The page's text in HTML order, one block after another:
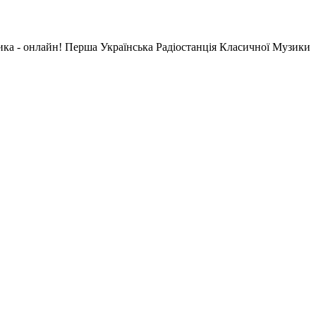
- онлайн! Перша Українська Радіостанція Класичної Музики